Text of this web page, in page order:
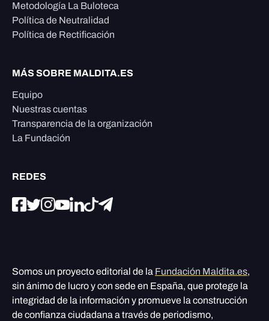
Metodología La Buloteca
Política de Neutralidad
Política de Rectificación
MÁS SOBRE MALDITA.ES
Equipo
Nuestras cuentas
Transparencia de la organización
La Fundación
REDES
Somos un proyecto editorial de la Fundación Maldita.es,
sin ánimo de lucro y con sede en España, que protege la
integridad de la información y promueve la construcción
de confianza ciudadana a través de periodismo,